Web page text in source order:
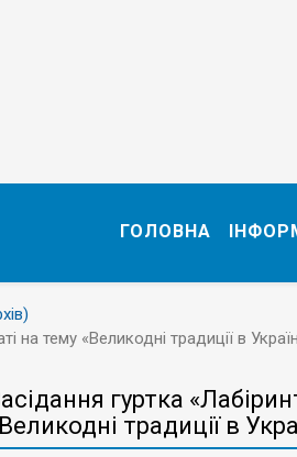
ГОЛОВНА
тему «Великодні традиції в
гуртка
традиції в